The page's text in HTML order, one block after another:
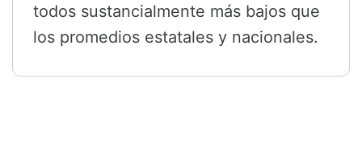
todos sustancialmente más bajos que
los promedios estatales y nacionales.